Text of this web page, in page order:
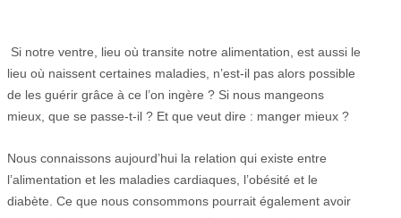
Si notre ventre, lieu où transite notre alimentation, est aussi le
lieu où naissent certaines maladies, n’est-il pas alors possible
de les guérir grâce à ce l’on ingère ? Si nous mangeons
mieux, que se passe-t-il ? Et que veut dire : manger mieux ?
Nous connaissons aujourd’hui la relation qui existe entre
l’alimentation et les maladies cardiaques, l’obésité et le
diabète. Ce que nous consommons pourrait également avoir